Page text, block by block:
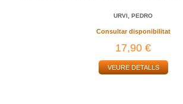
URVI, PEDRO
Consultar disponibilitat
17,90 €
VEURE DETALLS